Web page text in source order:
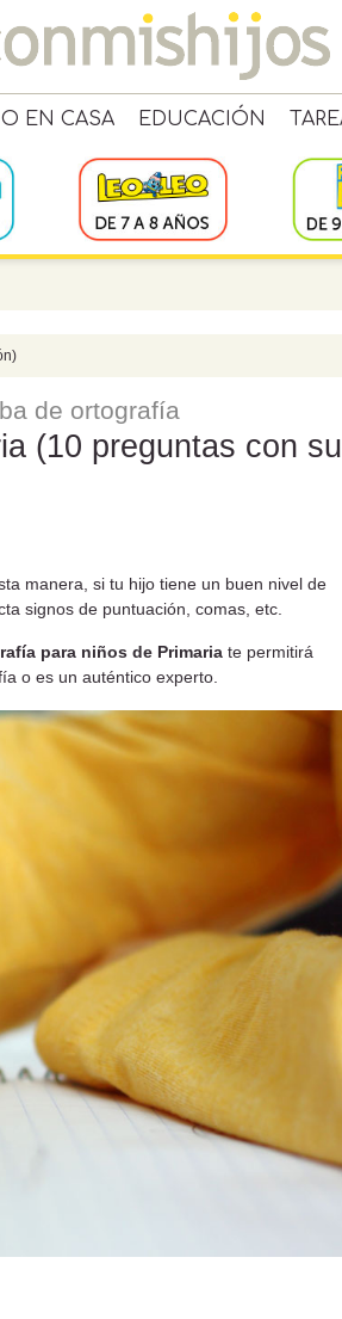
EN CASA EDUCACIÓN
de ortografía
(10 preguntas con su
manera, si tu hijo tiene un buen nivel de
signos de puntuación, comas, etc.
para niños de Primaria te permitirá
o es un auténtico experto.